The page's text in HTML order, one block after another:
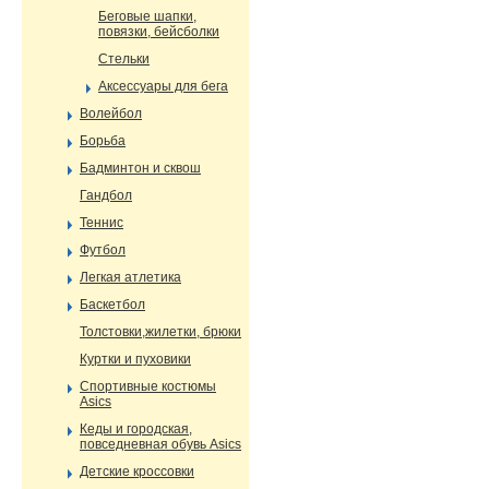
Беговые шапки,
повязки, бейсболки
Стельки
Аксессуары для бега
Волейбол
Борьба
Бадминтон и сквош
Гандбол
Теннис
Футбол
Легкая атлетика
Баскетбол
Толстовки,жилетки, брюки
Куртки и пуховики
Спортивные костюмы
Asics
Кеды и городская,
повседневная обувь Asics
Детские кроссовки